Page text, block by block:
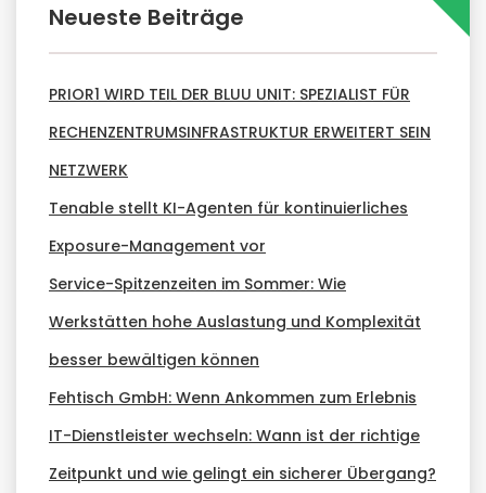
Neueste Beiträge
PRIOR1 WIRD TEIL DER BLUU UNIT: SPEZIALIST FÜR
RECHENZENTRUMSINFRASTRUKTUR ERWEITERT SEIN
NETZWERK
Tenable stellt KI-Agenten für kontinuierliches
Exposure-Management vor
Service-Spitzenzeiten im Sommer: Wie
Werkstätten hohe Auslastung und Komplexität
besser bewältigen können
Fehtisch GmbH: Wenn Ankommen zum Erlebnis
IT-Dienstleister wechseln: Wann ist der richtige
Zeitpunkt und wie gelingt ein sicherer Übergang?